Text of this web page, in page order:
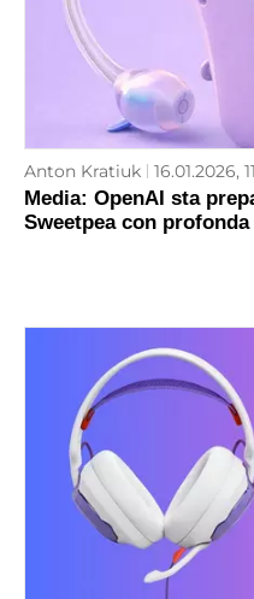
Anton Kratiuk 16.01.2026,
Media: OpenAI sta
Sweetpea con